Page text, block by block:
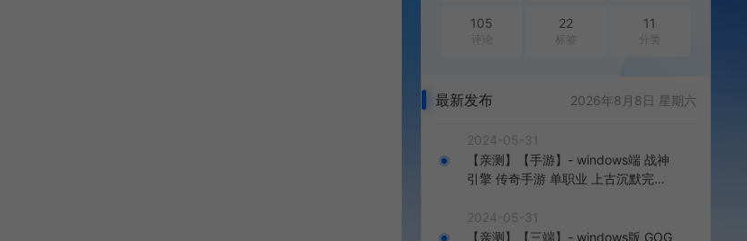
105
评论
22
标签
11
分类
最新发布 2026年8月8日 星期六
2024-05-31
【亲测】【手游】- windows端 战神
引擎 传奇手游 单职业 上古沉默完整
+工具
2024-05-31
【亲测】【三端】- windows版 GOG